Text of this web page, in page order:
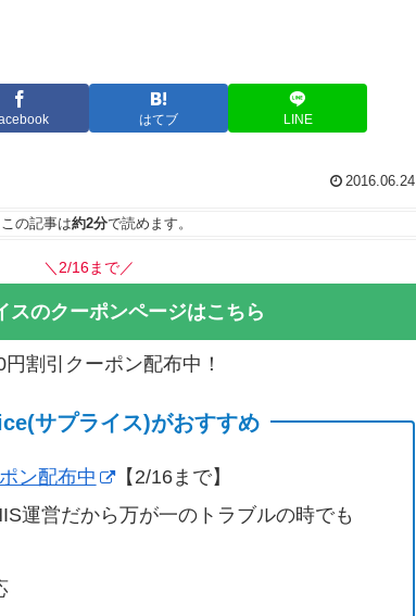
はてブ LINE
2016.06.24
この記事は約2分で読めます。
＼2/16まで／
スのクーポンページはこちら
円割引クーポン配布中！
サプライス)がおすすめ
ン配布中
【2/16まで】
運営だから万が一のトラブルの時でも